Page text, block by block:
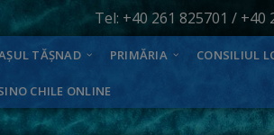
Tel: +40 261 825701 / +40
TĂȘNAD PRIMĂRIA CONSILIUL
CHILE ONLINE